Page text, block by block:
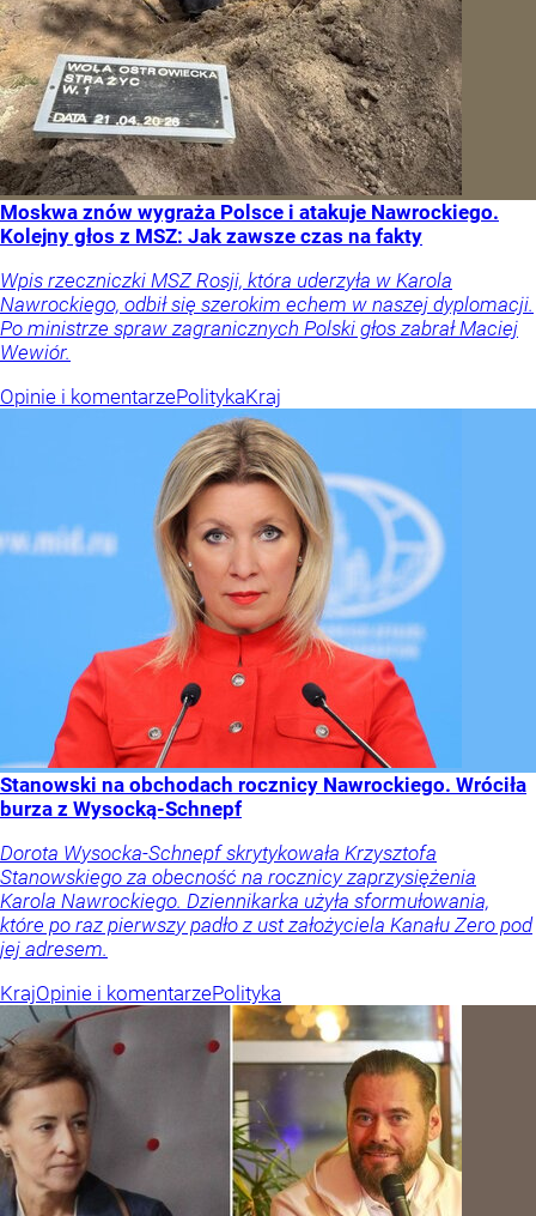
Moskwa znów wygraża Polsce i atakuje Nawrockiego.
Kolejny głos z MSZ: Jak zawsze czas na fakty
Wpis rzeczniczki MSZ Rosji, która uderzyła w Karola
Nawrockiego, odbił się szerokim echem w naszej dyplomacji.
Po ministrze spraw zagranicznych Polski głos zabrał Maciej
Wewiór.
Opinie i komentarzePolitykaKraj
Stanowski na obchodach rocznicy Nawrockiego. Wróciła
burza z Wysocką-Schnepf
Dorota Wysocka-Schnepf skrytykowała Krzysztofa
Stanowskiego za obecność na rocznicy zaprzysiężenia
Karola Nawrockiego. Dziennikarka użyła sformułowania,
które po raz pierwszy padło z ust założyciela Kanału Zero pod
jej adresem.
KrajOpinie i komentarzePolityka